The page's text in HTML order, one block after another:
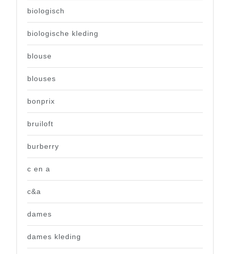
biologisch
biologische kleding
blouse
blouses
bonprix
bruiloft
burberry
c en a
c&a
dames
dames kleding